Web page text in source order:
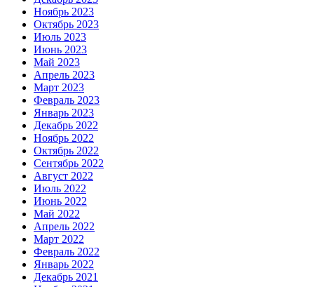
Ноябрь 2023
Октябрь 2023
Июль 2023
Июнь 2023
Май 2023
Апрель 2023
Март 2023
Февраль 2023
Январь 2023
Декабрь 2022
Ноябрь 2022
Октябрь 2022
Сентябрь 2022
Август 2022
Июль 2022
Июнь 2022
Май 2022
Апрель 2022
Март 2022
Февраль 2022
Январь 2022
Декабрь 2021